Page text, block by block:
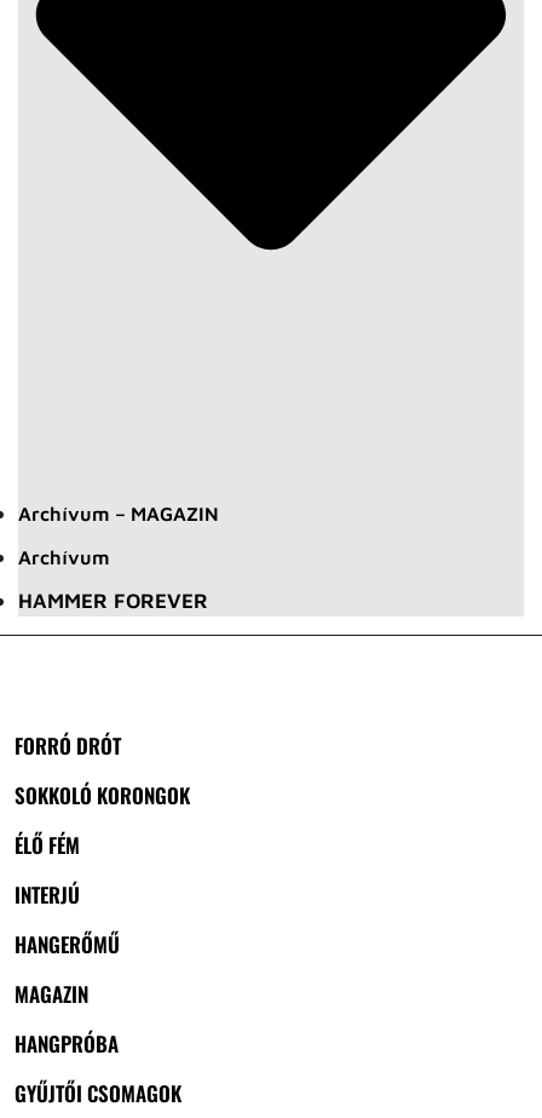
Archívum – MAGAZIN
Archívum
HAMMER FOREVER
FORRÓ DRÓT
SOKKOLÓ KORONGOK
ÉLŐ FÉM
INTERJÚ
HANGERŐMŰ
MAGAZIN
HANGPRÓBA
GYŰJTŐI CSOMAGOK